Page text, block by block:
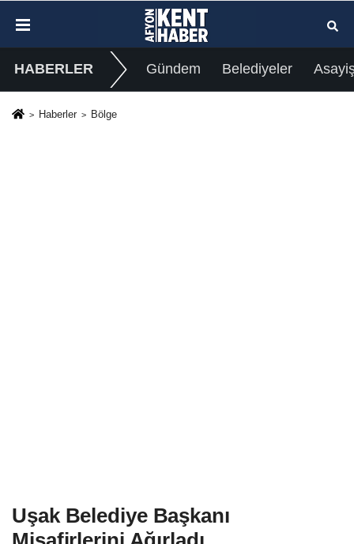
HABERLER Gündem Belediyeler
Haberler Bölge
Uşak Belediye Başkanı